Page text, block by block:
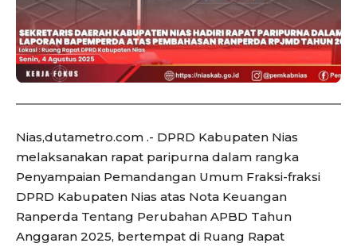
Nias,dutametro.com .- DPRD Kabupaten Nias
melaksanakan rapat paripurna dalam rangka
Penyampaian Pemandangan Umum Fraksi-fraksi
DPRD Kabupaten Nias atas Nota Keuangan
Ranperda Tentang Perubahan APBD Tahun
Anggaran 2025, bertempat di Ruang Rapat